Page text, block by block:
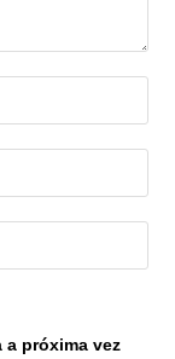
a próxima vez